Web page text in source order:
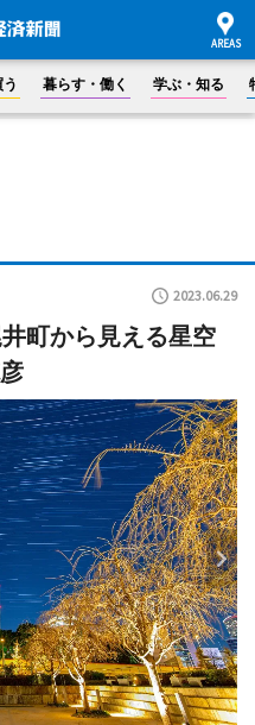
う 暮らす・働く 学ぶ・知る
2023.06.29
町から見える星空